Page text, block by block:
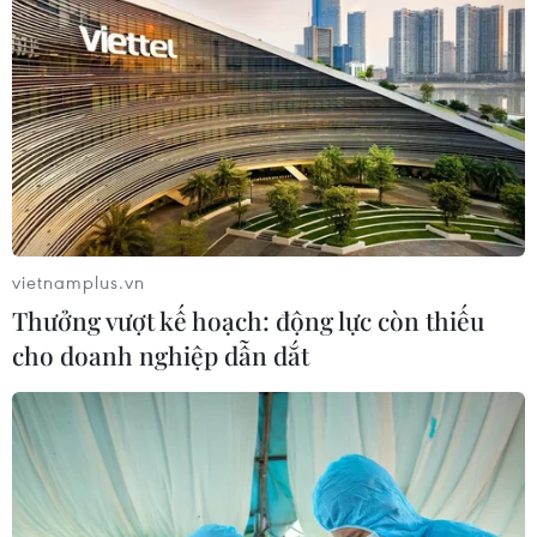
Visa thúc đẩy hợp tác kiến tạo hạ
tầng số cho Chính phủ số Việt Nam
03/08/2026 14:01
Xem thêm
CƠ QUAN CHỦ QUẢN: THÔNG TẤN XÃ VIỆT NAM
Tổng Biên tập: TRẦN TIẾN DUẨN
Phó Tổng Biên tập: NGUYỄN THỊ TÁM, KHÚC THANH
THỦY
vietnamplus.vn
Thưởng vượt kế hoạch: động lực còn thiếu
cho doanh nghiệp dẫn dắt